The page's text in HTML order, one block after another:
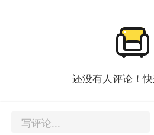
还没有人评论！